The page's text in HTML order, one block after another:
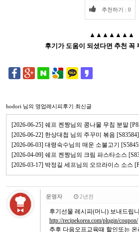
추천하기 : 0
▲▲▲▲▲▲▲
후기가 도움이 되셨다면 추천 꼭
hodori 님의 영업레시피후기 최신글
[2026-06-25] 쉐프 켄짱님의 콩나물 무침 분말
[2026-06-22] 한상대첩 님의 주꾸미 볶음 [S83584]
[2026-06-03] 대령숙수님의 매운 소불고기
[2026-04-09] 쉐프 켄짱님의 크림 파스타소스
[2026-03-17] 박정길 세프님의 오므라이스 소스
운영자 2년전
후기선물 레시피(머니) 보내드립
http://recipekorea.com/plugin/coupon/
추후 다음오프교육때 할인또는